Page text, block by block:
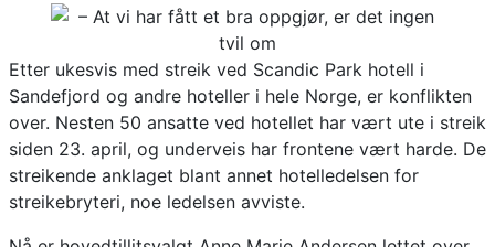
Etter ukesvis med streik ved Scandic Park hotell i
Sandefjord og andre hoteller i hele Norge, er konflikten
over. Nesten 50 ansatte ved hotellet har vært ute i streik
siden 23. april, og underveis har frontene vært harde. De
streikende anklaget blant annet hotelledelsen for
streikebryteri, noe ledelsen avviste.